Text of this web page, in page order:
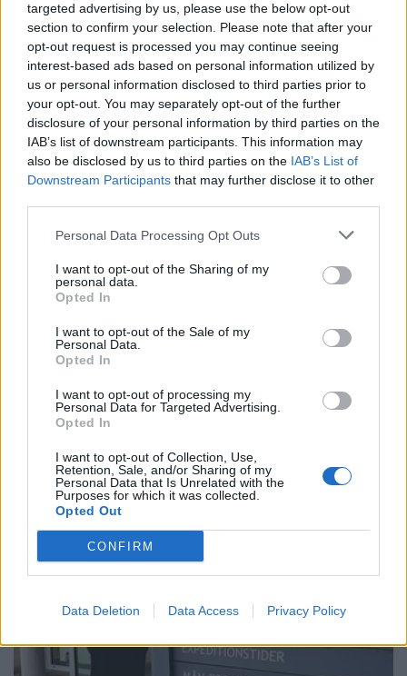
targeted advertising by us, please use the below opt-out
section to confirm your selection. Please note that after your
opt-out request is processed you may continue seeing
interest-based ads based on personal information utilized by
us or personal information disclosed to third parties prior to
your opt-out. You may separately opt-out of the further
disclosure of your personal information by third parties on the
IAB’s list of downstream participants. This information may
also be disclosed by us to third parties on the IAB’s List of
Downstream Participants that may further disclose it to other
Personal Data Processing Opt Outs
I want to opt-out of the Sharing of my
personal data.
Opted In
I want to opt-out of the Sale of my
Personal Data.
Opted In
I want to opt-out of processing my
Personal Data for Targeted Advertising.
Opted In
I want to opt-out of Collection, Use,
Retention, Sale, and/or Sharing of my
Personal Data that Is Unrelated with the
Purposes for which it was collected.
Opted Out
CONFIRM
Data Deletion Data Access Privacy Policy
NYHETER 2026-08-04 KL. 16:53
Polishelikopter jagade skogsflyende
dieseltjuv
Lokala brott: • Verktygsstöld på miljonbygge • Fick bilen dränkt i
målarfärg
SAMHÄLLE 2026-08-04 KL. 06:00
Klimatsmäll för halländska fritidshusägare
Extremväder har gett upphov till mångmiljonkostnader.